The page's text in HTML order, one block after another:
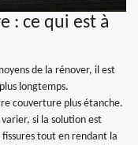
: ce qui est à
de la rénover, il est
longtemps.
couverture plus étanche.
si la solution est
tout en rendant la